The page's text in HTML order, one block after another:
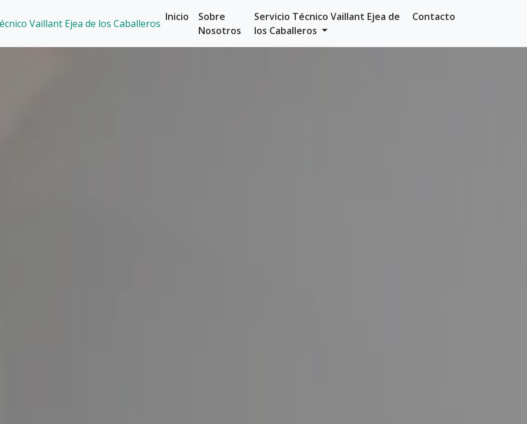
Inicio
Sobre
Nosotros
Servicio Técnico Vaillant Ejea de
los Caballeros
Contacto